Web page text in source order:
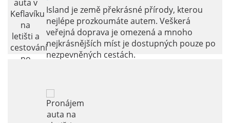
Island je země překrásné přírody, kterou
nejlépe prozkoumáte autem. Veškerá
veřejná doprava je omezená a mnoho
nejkrásnějších míst je dostupných pouze po
nezpevněných cestách.